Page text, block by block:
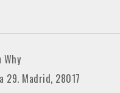
29. Madrid, 28017